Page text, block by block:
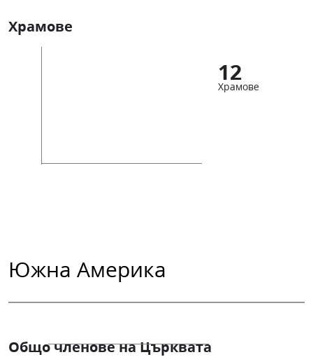
Храмове
12
Храмове
Южна Америка
Общо членове на Църквата